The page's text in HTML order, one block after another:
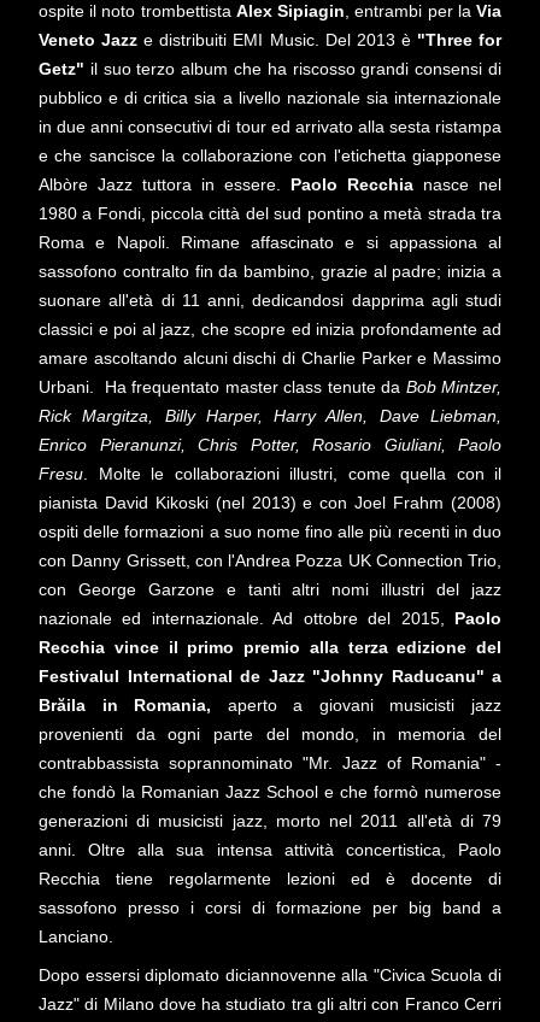
ospite il noto trombettista Alex Sipiagin , entrambi per laVia
Veneto Jazz e distribuiti EMI Music. Del 2013 è "Three for
Getz" il suo terzo album che ha riscosso grandi consensi di
pubblico e di critica sia a livello nazionale sia internazionale
in due anni consecutivi di tour ed arrivato alla sesta ristampa
e che sancisce la collaborazione con l'etichetta giapponese
Albòre Jazz tuttora in essere. Paolo Recchia nasce nel
1980 a Fondi, piccola città del sud pontino a metà strada tra
Roma e Napoli. Rimane affascinato e si appassiona al
sassofono contralto fin da bambino, grazie al padre; inizia a
suonare all'età di 11 anni, dedicandosi dapprima agli studi
classici e poi al jazz, che scopre ed inizia profondamente ad
amare ascoltando alcuni dischi di Charlie Parker e Massimo
Urbani. Ha frequentato master class tenute da Bob Mintzer,
Rick Margitza, Billy Harper, Harry Allen, Dave Liebman,
Enrico Pieranunzi, Chris Potter, Rosario Giuliani, Paolo
Fresu . Molte le collaborazioni illustri, come quella con il
pianista David Kikoski (nel 2013) e con Joel Frahm (2008)
ospiti delle formazioni a suo nome fino alle più recenti in duo
con Danny Grissett, con l'Andrea Pozza UK Connection Trio,
con George Garzone e tanti altri nomi illustri del jazz
nazionale ed internazionale. Ad ottobre del 2015, Paolo
Recchia vince il primo premio alla terza edizione del
Festivalul International de Jazz "Johnny Raducanu" a
Brăila in Romania, aperto a giovani musicisti jazz
provenienti da ogni parte del mondo, in memoria del
contrabbassista soprannominato "Mr. Jazz of Romania" -
che fondò la Romanian Jazz School e che formò numerose
generazioni di musicisti jazz, morto nel 2011 all'età di 79
anni. Oltre alla sua intensa attività concertistica, Paolo
Recchia tiene regolarmente lezioni ed è docente di
sassofono presso i corsi di formazione per big band a
Lanciano.
Dopo essersi diplomato diciannovenne alla "Civica Scuola di
Jazz" di Milano dove ha studiato tra gli altri con Franco Cerri